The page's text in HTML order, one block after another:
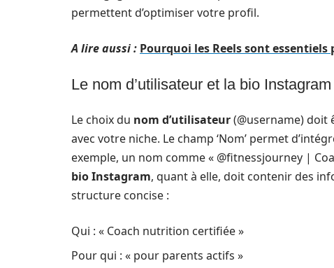
permettent d’optimiser votre profil.
A lire aussi : Pourquoi les Reels sont
Le nom d’utilisateur et la bio Instagram
Le choix du nom d’utilisateur(@username)
avec votre niche. Le champ ‘Nom’ permet
exemple, un nom comme « @fitnessjourney |
bio Instagram, quant à elle, doit contenir des
structure concise :
Qui : « Coach nutrition certifiée »
Pour qui : « pour parents actifs »